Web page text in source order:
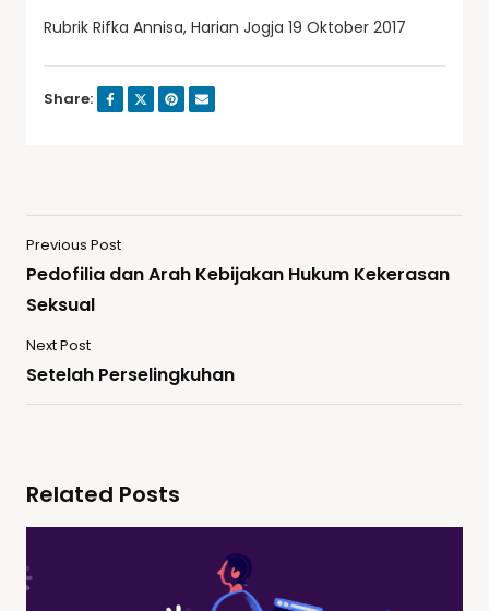
Rubrik Rifka Annisa, Harian Jogja 19 Oktober 2017
Share:
Previous Post
Pedofilia dan Arah Kebijakan Hukum Kekerasan
Seksual
Next Post
Setelah Perselingkuhan
Related Posts